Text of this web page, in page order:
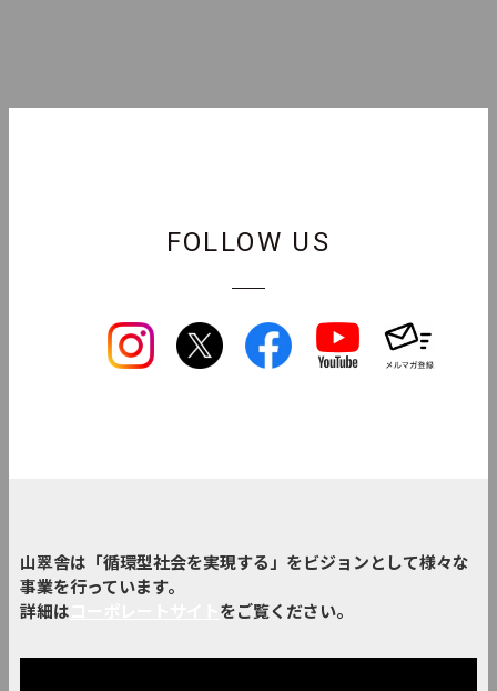
FOLLOW US
山翠舎は「循環型社会を実現する」をビジョンとして様々な
事業を行っています。
詳細は
をご覧ください。